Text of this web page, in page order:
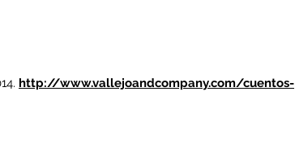
http://www.vallejoandcompany.com/cuentos-